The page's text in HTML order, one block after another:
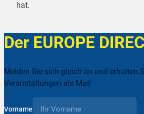
hat.
Der EUROPE
Melden Sie sich gleich an und erhalten
Veranstaltungen als Mail
Vorname